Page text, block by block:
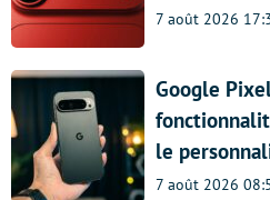
7 août 2026
Google
le
7 août 2026